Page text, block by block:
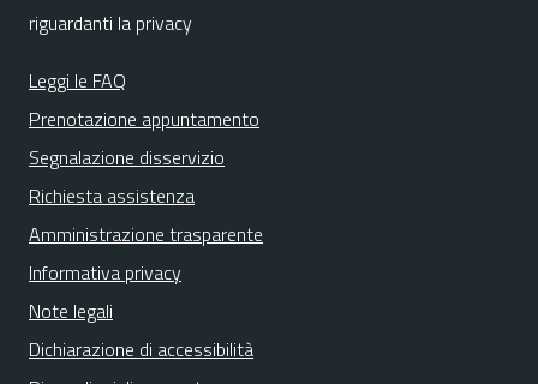
riguardanti la privacy
Leggi le FAQ
Prenotazione appuntamento
Segnalazione disservizio
Richiesta assistenza
Amministrazione trasparente
Informativa privacy
Note legali
Dichiarazione di accessibilità